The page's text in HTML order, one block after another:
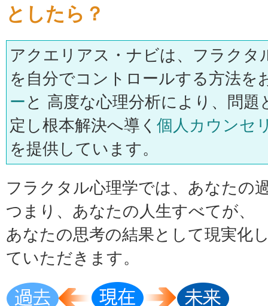
としたら？
アクエリアス・ナビは、フラクタ
を自分でコントロールする方法を
ー と 高度な心理分析により、問
定し根本解決へ導く 個人カウンセ
を提供しています。
フラクタル心理学では、あなたの
つまり、あなたの人生すべてが、
あなたの思考の結果として現実化
ていただきます。